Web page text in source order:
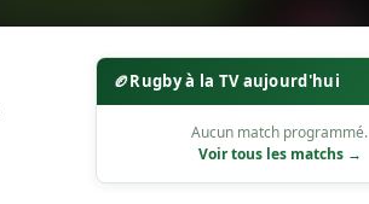
🏉Rugby à la TV aujourd'hui
Aucun match programmé.
Voir tous les matchs →